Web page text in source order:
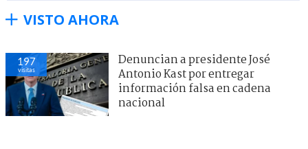
VISTO AHORA
197
visitas
Denuncian a presidente José
Antonio Kast por entregar
información falsa en cadena
nacional